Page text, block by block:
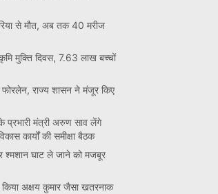
से मौत, अब तक 40 मरीज
मुक्ति दिवस, 7.63 लाख बच्चों
फोरलेन, राज्य शासन ने मंजूर किए
प्रभारी मंत्री अरुण साव लेंगे
कार्यों की समीक्षा बैठक
घाट ले जाने को मजबूर
अक्षय कुमार जैसा खतरनाक